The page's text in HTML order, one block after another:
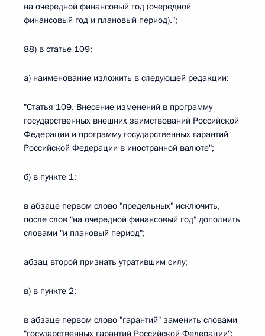
на очередной финансовый год (очередной
финансовый год и плановый период).";
88) в статье 109:
а) наименование изложить в следующей редакции:
"Статья 109. Внесение изменений в программу
государственных внешних заимствований Российской
Федерации и программу государственных гарантий
Российской Федерации в иностранной валюте";
б) в пункте 1:
в абзаце первом слово "предельных" исключить,
после слов "на очередной финансовый год" дополнить
словами "и плановый период";
абзац второй признать утратившим силу;
в) в пункте 2:
в абзаце первом слово "гарантий" заменить словами
"государственных гарантий Российской Федерации";